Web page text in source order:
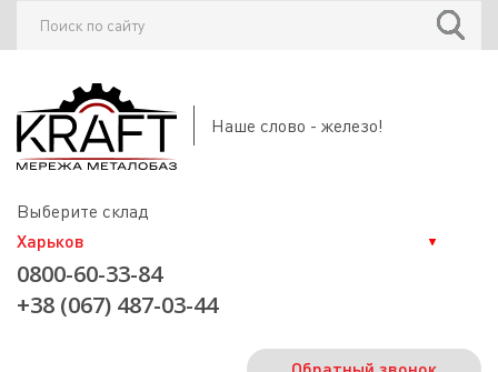
Наше слово - железо!
Выберите склад
0800-60-33-84
+38 (067) 487-03-44